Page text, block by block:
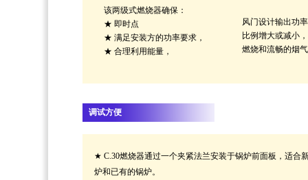
该两级式燃烧器确保：
★ 即时点
★ 满足安装方的功率要求，
★ 合理利用能量，
风门设计输出功
比例增大或减小
燃烧和流畅的烟
调试方便
★ C.30燃烧器通过一个夹紧法兰安装于锅炉前面板，适合
炉和已有的锅炉。